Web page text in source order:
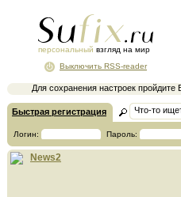
персональный взгляд на мир
Для сохранения настроек
Выключить RSS-reader
Быстрая регистрация
Логин: Пароль:
News2